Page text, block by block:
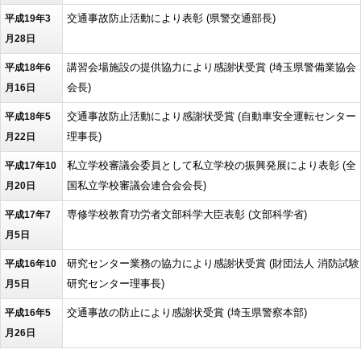
平成19年3
月28日
交通事故防止活動により表彰 (県警交通部長)
平成18年6
月16日
講習会場施設の提供協力により感謝状受賞 (埼玉県警備業協会
会長)
平成18年5
月22日
交通事故防止活動により感謝状受賞 (自動車安全運転センター
理事長)
平成17年10
月20日
私立学校審議会委員として私立学校の振興発展により表彰 (全
国私立学校審議会連合会会長)
平成17年7
月5日
専修学校教育功労者文部科学大臣表彰 (文部科学省)
平成16年10
月5日
研究センター業務の協力により感謝状受賞 (財団法人 消防試験
研究センター理事長)
平成16年5
月26日
交通事故の防止により感謝状受賞 (埼玉県警察本部)